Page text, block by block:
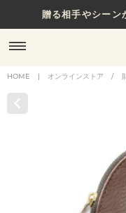
贈る相手やシーン
HOME | オンラインストア /